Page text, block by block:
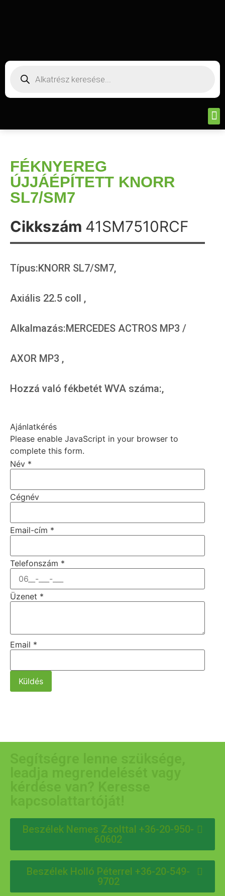
FÉKNYEREG
ÚJJÁÉPÍTETT KNORR
SL7/SM7
Cikkszám 41SM7510RCF
Típus:KNORR SL7/SM7,
Axiális 22.5 coll ,
Alkalmazás:MERCEDES ACTROS MP3 /
AXOR MP3 ,
Hozzá való fékbetét WVA száma:,
Ajánlatkérés
Please enable JavaScript in your browser to
complete this form.
Név *
Cégnév
Email-cím *
Telefonszám *
Üzenet *
Email *
Küldés
Beszélek Nemes Zsolttal +36-20-950-
60602
Beszélek Holló Péterrel +36-20-549-
9702